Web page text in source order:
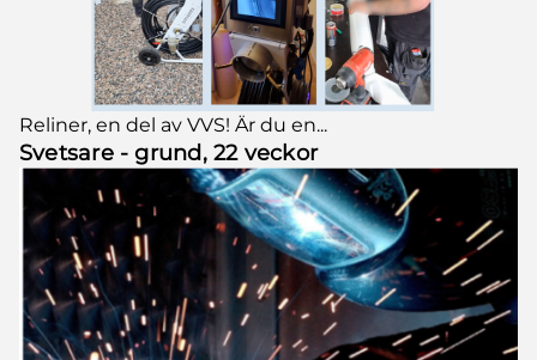
Reliner, en del av VVS! Är du en...
Svetsare - grund, 22 veckor